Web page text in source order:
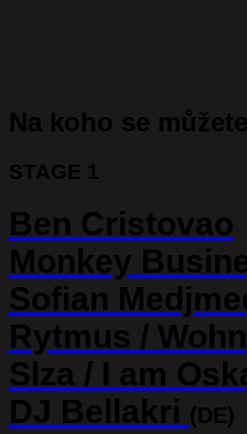
Na koho se
STAGE 1
Ben Cristovao
Monkey
Sofian
Rytmus
Slza I am
DJ Bellakri (DE)